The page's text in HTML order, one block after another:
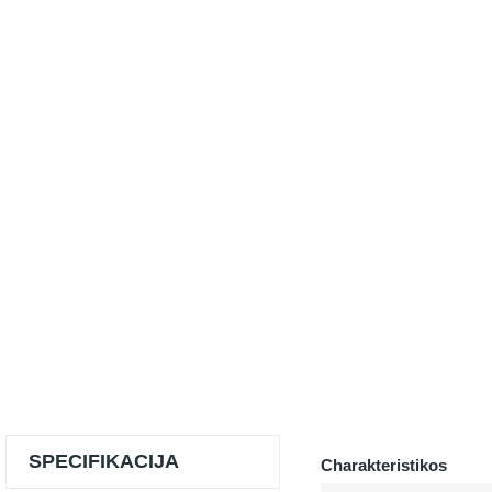
SPECIFIKACIJA Charakteristikos